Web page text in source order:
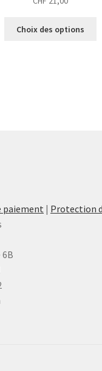
Choix des options
paiement | Protection